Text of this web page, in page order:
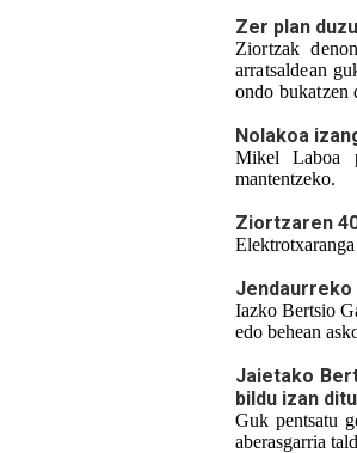
Zer plan
Ziortzak
arratsaldean
ondo bukatzen
Nolakoa
Mikel Laboa
mantentzeko.
Ziortzaren
Jendaurreko
Iazko Bertsio
edo behean
Jaietako
bildu izan
Guk pentsatu
aberasgarria